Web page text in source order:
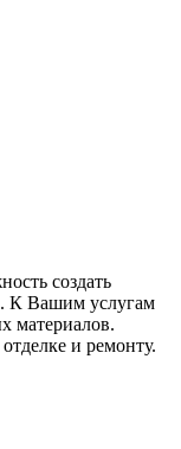
создать
К Вашим услугам
материалов.
и ремонту.